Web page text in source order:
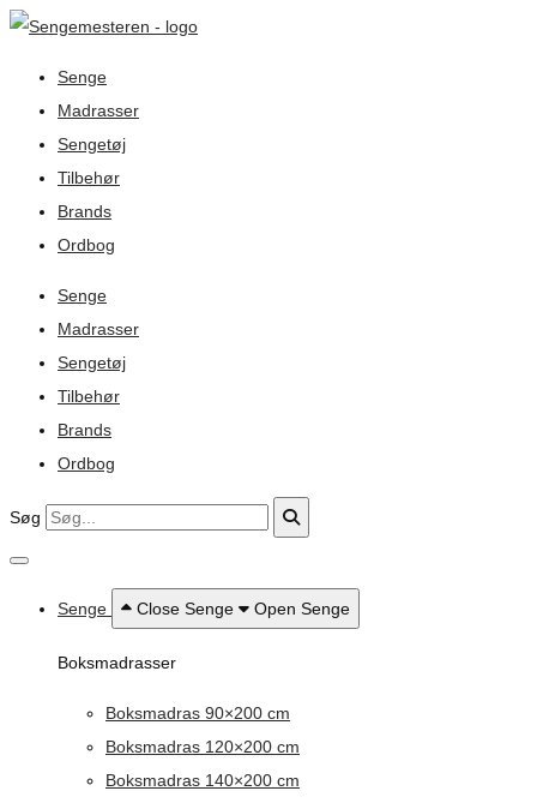
Senge
Madrasser
Sengetøj
Tilbehør
Brands
Ordbog
Senge
Madrasser
Sengetøj
Tilbehør
Brands
Ordbog
Søg
Senge Close Senge Open Senge
Boksmadrasser
Boksmadras 90×200 cm
Boksmadras 120×200 cm
Boksmadras 140×200 cm